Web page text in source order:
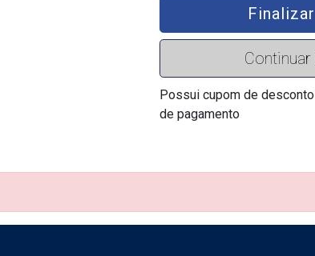
Possui cupom de
de pagamento